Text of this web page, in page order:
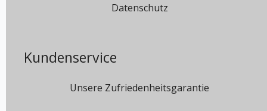
Datenschutz
Kundenservice
Unsere Zufriedenheitsgarantie